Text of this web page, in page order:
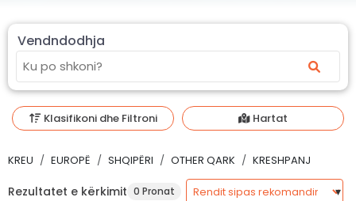
Vendndodhja
Klasifikoni dhe Filtroni Hartat
KREU EUROPË SHQIPËRI OTHER QARK KRESHPANJ
Rezultatet e kërkimit 0 Pronat